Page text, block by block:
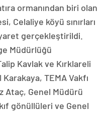
ormanından biri olan
Celaliye köyü sınırları
gerçekleştirildi.
Müdürlüğü
Kavlak ve Kırklareli
TEMA Vakfı
Ataç, Genel Müdürü
gönüllüleri ve Genel